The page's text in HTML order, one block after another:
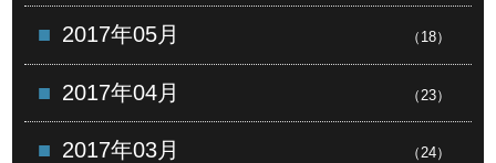
2017年05月 （18）
2017年04月 （23）
2017年03月 （24）